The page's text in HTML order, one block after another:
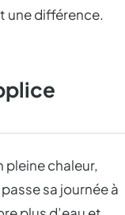
une différence.
pleine chaleur,
sa journée à